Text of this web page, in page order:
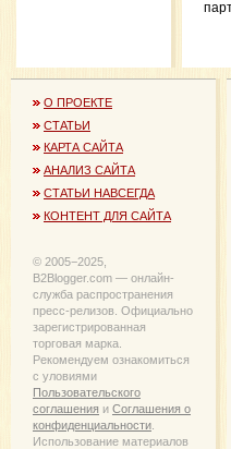
О ПРОЕКТЕ
СТАТЬИ
КАРТА САЙТА
АНАЛИЗ САЙТА
СТАТЬИ НАВСЕГДА
КОНТЕНТ ДЛЯ САЙТА
© 2005−2025,
B2Blogger.com — онлайн-
служба распространения
пресс-релизов. Официально
зарегистрированная
торговая марка.
Рекомендуем ознакомиться
с уловиями
Пользовательского
соглашения и Соглашения о
конфиденциальности
Использование материалов